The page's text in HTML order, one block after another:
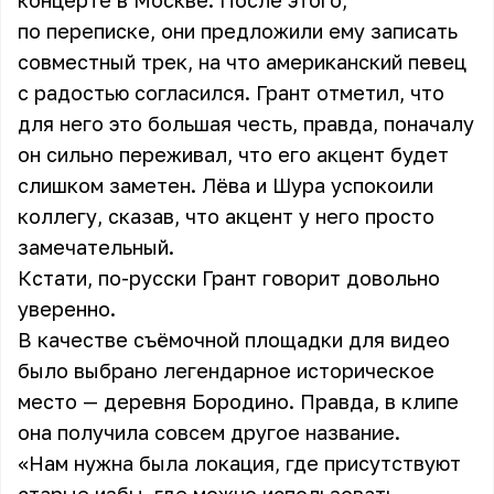
по переписке, они предложили ему записать
совместный трек, на что американский певец
с радостью согласился. Грант отметил, что
для него это большая честь, правда, поначалу
он сильно переживал, что его акцент будет
слишком заметен. Лёва и Шура успокоили
коллегу, сказав, что акцент у него просто
замечательный.
Кстати, по-русски Грант говорит довольно
уверенно.
В качестве съёмочной площадки для видео
было выбрано легендарное историческое
место — деревня Бородино. Правда, в клипе
она получила совсем другое название.
«Нам нужна была локация, где присутствуют